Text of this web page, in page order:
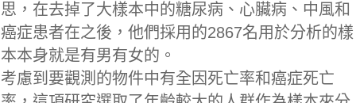
思，在去掉了大樣本中的糖尿病、心臟病、中風和
癌症患者在之後，他們採用的2867名用於分析的樣
本本身就是有男有女的。
考慮到要觀測的物件中有全因死亡率和癌症死亡